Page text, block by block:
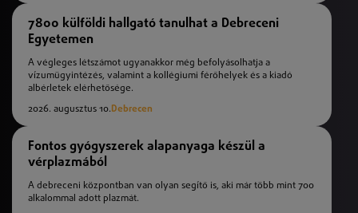
7800 külföldi hallgató tanulhat a Debreceni
Egyetemen
A végleges létszámot ugyanakkor még befolyásolhatja a
vízumügyintézés, valamint a kollégiumi férőhelyek és a kiadó
albérletek elérhetősége.
2026. augusztus 10.Debrecen
Fontos gyógyszerek alapanyaga készül a
vérplazmából
A debreceni központban van olyan segítő is, aki már több mint 700
alkalommal adott plazmát.